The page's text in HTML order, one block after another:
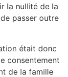
la nullité de la
passer outre
était donc
consentement
de la famille